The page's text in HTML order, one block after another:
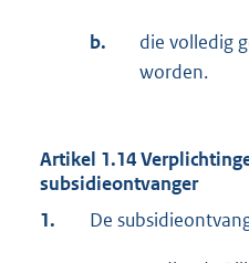
b.
die volledig
worden.
Artikel 1.14
subsidieontvanger
1.
De